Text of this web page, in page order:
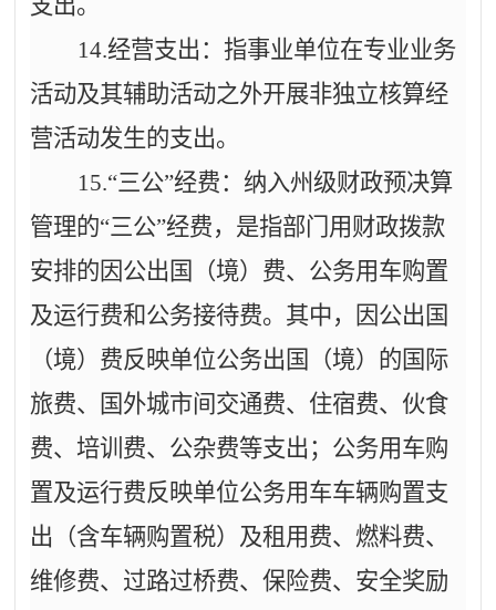
14.经营支出：指事业单位在专业业务
活动及其辅助活动之外开展非独立核算经
营活动发生的支出。
15.“三公”经费：纳入州级财政预决算
管理的“三公”经费，是指部门用财政拨款
安排的因公出国（境）费、公务用车购置
及运行费和公务接待费。其中，因公出国
（境）费反映单位公务出国（境）的国际
旅费、国外城市间交通费、住宿费、伙食
费、培训费、公杂费等支出；公务用车购
置及运行费反映单位公务用车车辆购置支
出（含车辆购置税）及租用费、燃料费、
维修费、过路过桥费、保险费、安全奖励